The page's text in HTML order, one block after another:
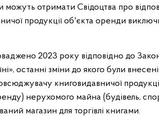
можуть отримати Свідоцтва про
продукції об'єкта оренди
2023 року відповідно до
останні зміни до якого були
книговидавничої
нерухомого майна (будівель,
магазин для торгівлі книгами.